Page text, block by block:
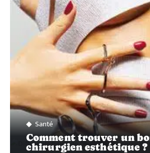
Santé
Comment trouver un
chirurgien esthétique ?